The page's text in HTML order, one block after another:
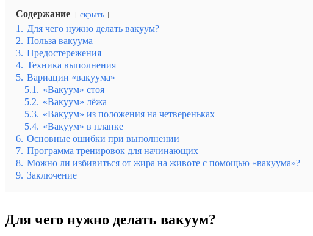
Содержание скрыть
1. Для чего нужно делать вакуум?
2. Польза вакуума
3. Предостережения
4. Техника выполнения
5. Вариации «вакуума»
5.1. «Вакуум» стоя
5.2. «Вакуум» лёжа
5.3. «Вакуум» из положения на четвереньках
5.4. «Вакуум» в планке
6. Основные ошибки при выполнении
7. Программа тренировок для начинающих
8. Можно ли избивиться от жира на животе с помощью «вакуума»?
9. Заключение
Для чего нужно делать вакуум?